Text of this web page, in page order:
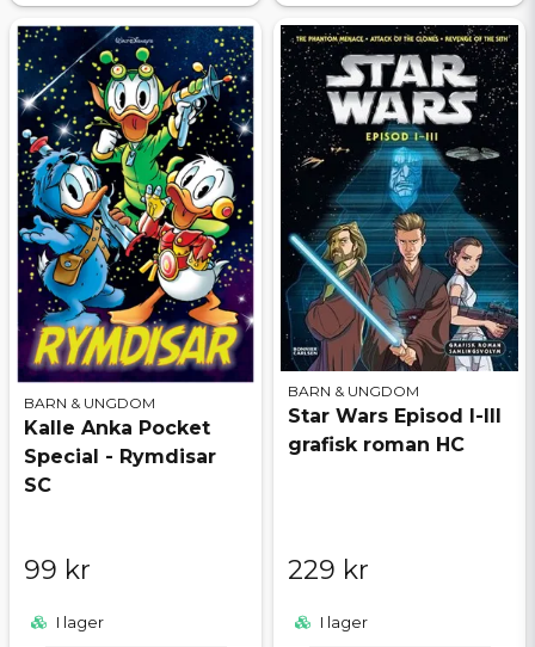
BARN & UNGDOM
Kalle Anka Pocket
Special - Rymdisar
SC
99 kr
I lager
BARN & UNGDOM
Star Wars Episod I-III
grafisk roman HC
229 kr
I lager